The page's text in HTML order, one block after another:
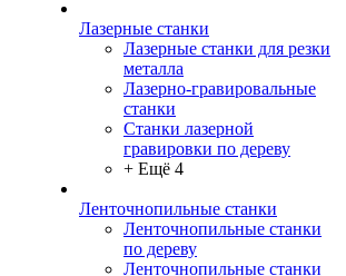
Лазерные станки
Лазерные станки для резки
металла
Лазерно-гравировальные
станки
Станки лазерной
гравировки по дереву
+ Ещё 4
Ленточнопильные станки
Ленточнопильные станки
по дереву
Ленточнопильные станки